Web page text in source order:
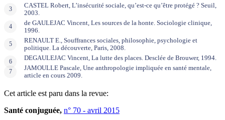
CASTEL Robert, L’insécurité sociale, qu’est-ce qu’être protégé ? Seuil,
2003.
de GAULEJAC Vincent, Les sources de la honte. Sociologie clinique,
1996.
RENAULT E., Souffrances sociales, philosophie, psychologie et
politique. La découverte, Paris, 2008.
DEGAULEJAC Vincent, La lutte des places. Desclée de Brouwer, 1994.
JAMOULLE Pascale, Une anthropologie impliquée en santé mentale,
article en cours 2009.
Cet article est paru dans la revue:
Santé conjuguée, n° 70 - avril 2015